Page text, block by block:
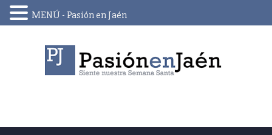
MENÚ - Pasión en Jaén